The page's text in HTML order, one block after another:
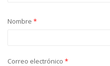
Nombre *
Correo electrónico *